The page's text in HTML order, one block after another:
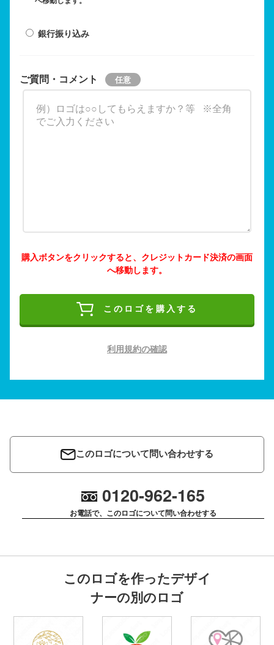
銀行振り込み
ご質問・コメント
購入ボタンをクリックすると、クレジットカード決済の画面
へ移動します。
このロゴを購入する
利用規約の確認
このロゴについて問い合わせする
0120-962-165
お電話で、このロゴについて問い合わせする
このロゴを作ったデザイ
ナーの別のロゴ